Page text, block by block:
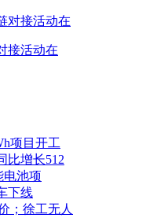
接活动在
项目开工
比增长512
电池项
下线
；徐工无人